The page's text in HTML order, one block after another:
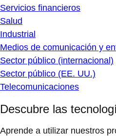
Servicios financieros
Salud
Industrial
Medios de comunicación y
Sector público (internacional)
Sector público (EE. UU.)
Telecomunicaciones
Descubre las
Aprende a utilizar nuestros